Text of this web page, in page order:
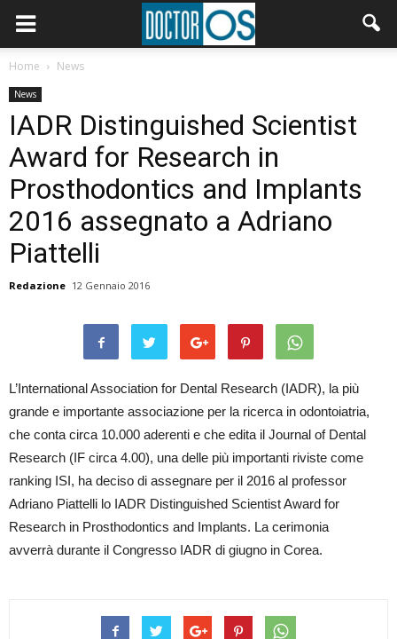
Home News
News
IADR Distinguished Scientist
Award for Research in
Prosthodontics and Implants
2016 assegnato a Adriano
Piattelli
Redazione 12 Gennaio 2016
L’International Association for Dental Research (IADR), la più
grande e importante associazione per la ricerca in odontoiatria,
che conta circa 10.000 aderenti e che edita il Journal of Dental
Research (IF circa 4.00), una delle più importanti riviste come
ranking ISI, ha deciso di assegnare per il 2016 al professor
Adriano Piattelli lo IADR Distinguished Scientist Award for
Research in Prosthodontics and Implants. La cerimonia
avverrà durante il Congresso IADR di giugno in Corea.